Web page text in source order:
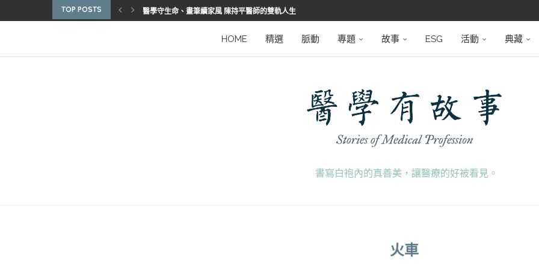
TOP POSTS 醫學守生命、畫筆續家風 陳持平醫師的雙軌人生
2025優秀護理人員表揚 看見疫後醫護堅韌
從臨床到國際舞台 江秉穎醫師的睡眠醫學之路
陳曾基院長：從紅榜少年到偏鄉醫院守望者
臺灣腦健康協會學術研討會 腦疾權威重磅登場
HOME 精選 脈動 專題 故事 ESG 活動 典藏
書寫白袍內的真善美，讓醫療的好被看見。
火車